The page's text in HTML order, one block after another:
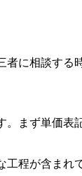
に相談する
まず単価表
程が含まれ